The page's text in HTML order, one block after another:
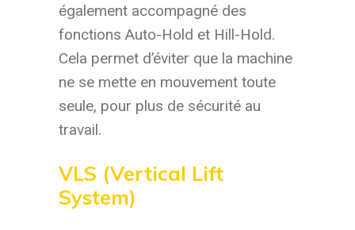
également accompagné des
fonctions Auto-Hold et Hill-Hold.
Cela permet d’éviter que la machine
ne se mette en mouvement toute
seule, pour plus de sécurité au
travail.
VLS (Vertical Lift
System)